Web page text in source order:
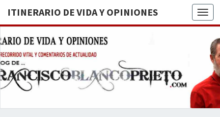
ITINERARIO DE VIDA Y OPINIONES
DE
BREVE
RECORRIDO
VITAL Y
ACTUALIDAD